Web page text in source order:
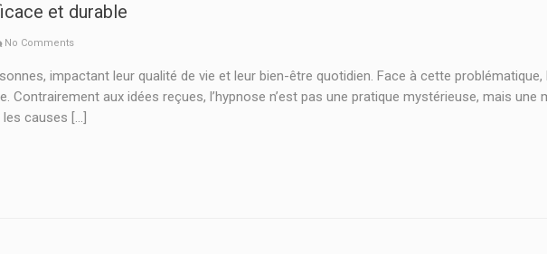
et durable
No Comments
impactant leur qualité de vie et leur bien-être quotidien. Face à cette problématique,
aux idées reçues, l’hypnose n’est pas une pratique mystérieuse, mais
les causes […]